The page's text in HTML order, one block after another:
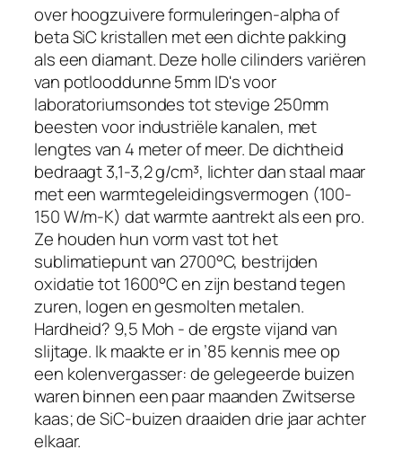
over hoogzuivere formuleringen-alpha of
beta SiC kristallen met een dichte pakking
als een diamant. Deze holle cilinders variëren
van potlooddunne 5mm ID's voor
laboratoriumsondes tot stevige 250mm
beesten voor industriële kanalen, met
lengtes van 4 meter of meer. De dichtheid
bedraagt 3,1-3,2 g/cm³, lichter dan staal maar
met een warmtegeleidingsvermogen (100-
150 W/m-K) dat warmte aantrekt als een pro.
Ze houden hun vorm vast tot het
sublimatiepunt van 2700°C, bestrijden
oxidatie tot 1600°C en zijn bestand tegen
zuren, logen en gesmolten metalen.
Hardheid? 9,5 Moh - de ergste vijand van
slijtage. Ik maakte er in ’85 kennis mee op
een kolenvergasser: de gelegeerde buizen
waren binnen een paar maanden Zwitserse
kaas; de SiC-buizen draaiden drie jaar achter
elkaar.